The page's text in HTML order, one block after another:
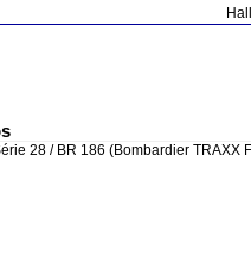
28 / BR 186 (Bombardier TRAXX